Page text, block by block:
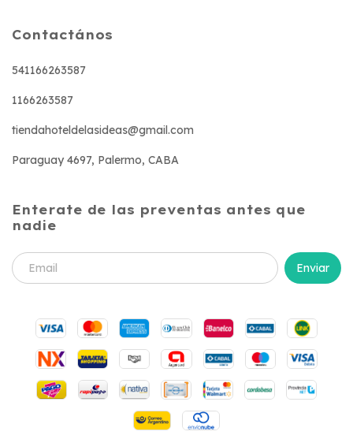
Contactános
541166263587
1166263587
tiendahoteldelasideas@gmail.com
Paraguay 4697, Palermo, CABA
Enterate de las preventas antes que
nadie